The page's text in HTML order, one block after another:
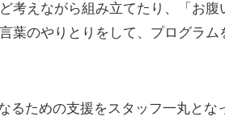
考えながら組み立てたり、「お腹
葉のやりとりをして、プログラ
るための支援をスタッフ一丸とな